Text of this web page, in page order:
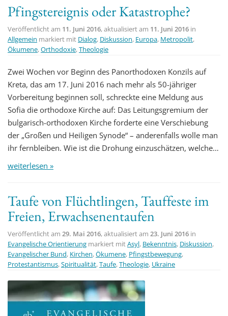
Pfingstereignis oder Katastrophe?
Veröffentlicht am 11. Juni 2016, aktualisiert am 11. Juni 2016 in
Allgemein markiert mit Dialog, Diskussion, Europa, Metropolit,
Ökumene,Orthodoxie,Theologie
Zwei Wochen vor Beginn des Panorthodoxen Konzils auf
Kreta, das am 17. Juni 2016 nach mehr als 50-jähriger
Vorbereitung beginnen soll, schreckte eine Meldung aus
Sofia die orthodoxe Kirche auf: Das Leitungsgremium der
bulgarisch-orthodoxen Kirche forderte eine Verschiebung
der „Großen und Heiligen Synode“ – anderenfalls wolle man
ihr fernbleiben. Wie ist die Drohung einzuschätzen, welche…
weiterlesen »
Taufe von Flüchtlingen, Tauffeste im
Freien, Erwachsenentaufen
Veröffentlicht am 29. Mai 2016, aktualisiert am 23. Juni 2016 in
Evangelische Orientierung markiert mitAsyl, Bekenntnis, Diskussion,
Evangelischer Bund, Kirchen,Ökumene, Pfingstbewegung,
Protestantismus,Spiritualität,Taufe,Theologie, Ukraine